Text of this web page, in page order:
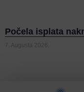
Počela isplata
7. Augusta 2026.